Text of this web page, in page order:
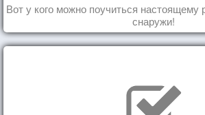
Вот у кого можно поучиться настоящему
снаружи!